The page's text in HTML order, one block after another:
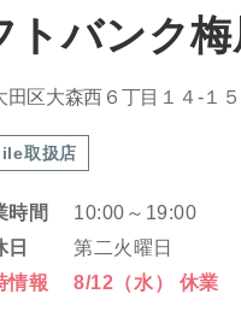
トバンク
田区大森西６丁目１４‐１５
取扱店
時間
10:00～19:00
日
第二火曜日
情報
8/12（水） 休業